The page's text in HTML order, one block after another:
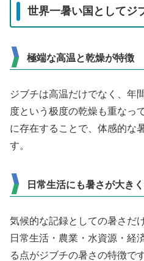
世界一暑い国としてジ
極端な高温と乾燥が特徴
ジブチは高温だけでなく、年
度という极度の乾燥も重なっ
に存在することで、体感的な
す。
日常生活にも暑さが大き
気候的な記録としての暑さだ
日常生活・農業・水資源・経
る点がジブチの暑さの特徴です